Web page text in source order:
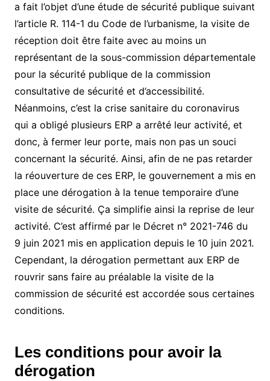
a fait l’objet d’une étude de sécurité publique suivant
l’article R. 114-1 du Code de l’urbanisme, la visite de
réception doit être faite avec au moins un
représentant de la sous-commission départementale
pour la sécurité publique de la commission
consultative de sécurité et d’accessibilité.
Néanmoins, c’est la crise sanitaire du coronavirus
qui a obligé plusieurs ERP a arrêté leur activité, et
donc, à fermer leur porte, mais non pas un souci
concernant la sécurité. Ainsi, afin de ne pas retarder
la réouverture de ces ERP, le gouvernement a mis en
place une dérogation à la tenue temporaire d’une
visite de sécurité. Ça simplifie ainsi la reprise de leur
activité. C’est affirmé par le Décret n° 2021-746 du
9 juin 2021 mis en application depuis le 10 juin 2021.
Cependant, la dérogation permettant aux ERP de
rouvrir sans faire au préalable la visite de la
commission de sécurité est accordée sous certaines
conditions.
Les conditions pour avoir la
dérogation